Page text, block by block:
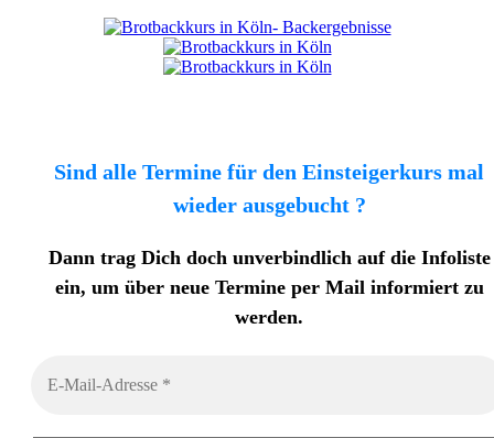
Sind alle Termine für den Einsteigerkurs mal
wieder ausgebucht ?
Dann trag Dich doch unverbindlich auf die Infoliste
ein, um über neue Termine per Mail informiert zu
werden.